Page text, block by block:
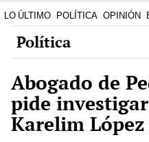
LO ÚLTIMO POLÍTICA OPINIÓN
Política
Abogado de
pide
Karelim